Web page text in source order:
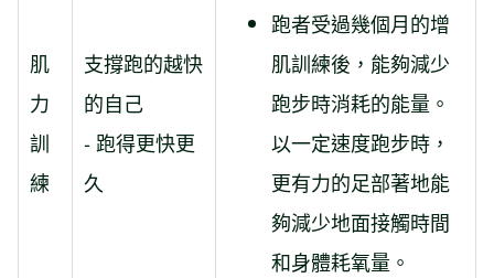
肌
力
訓
練
支撐跑的越快
的自己
- 跑得更快更
久
跑者受過幾個月的增
肌訓練後，能夠減少
跑步時消耗的能量。
以一定速度跑步時，
更有力的足部著地能
夠減少地面接觸時間
和身體耗氧量。